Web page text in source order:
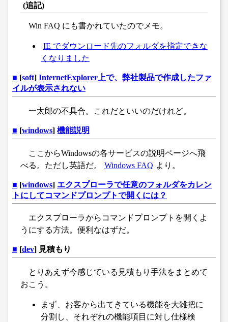
(追記)
Win FAQ にも書かれていたのでメモ。
IE でダウンロード先のフォルダを指定できな
くなりました
■ [soft] InternetExplorer上で、弊社製品で作成したファ
イルが表示されない
一太郎の不具合。これだといいのだけれど。
■ [windows] 機能説明
ここからWindowsの各サービスの説明ページへ飛
べる。ただし英語だ。
Windows FAQ より。
■ [windows] エクスプローラで任意のフォルダをカレン
トにしてコマンドプロンプトで開くには？
エクスプローラからコマンドプロンプトを開くよ
うにする方法。便利なはずだ。
■ [dev] 見積もり
とりあえず今感じている見積もり手法をまとめて
おこう。
まず、お客から出てきている機能を大雑把に
分割し、それぞれの機能項目に対し仕様検